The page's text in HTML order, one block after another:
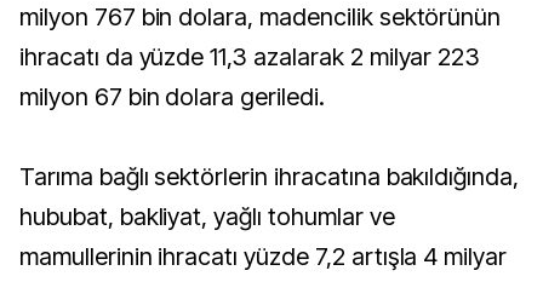
milyon 767 bin dolara, madencilik sektörünün
ihracatı da yüzde 11,3 azalarak 2 milyar 223
milyon 67 bin dolara geriledi.
Tarıma bağlı sektörlerin ihracatına bakıldığında,
hububat, bakliyat, yağlı tohumlar ve
mamullerinin ihracatı yüzde 7,2 artışla 4 milyar